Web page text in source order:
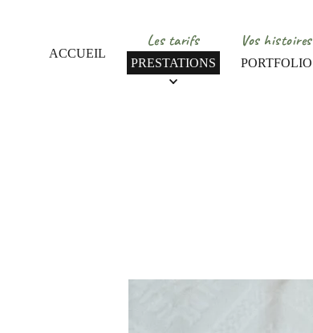
ACCUEIL
Les tarifs
PRESTATIONS
Vos histoires
PORTFOLIO